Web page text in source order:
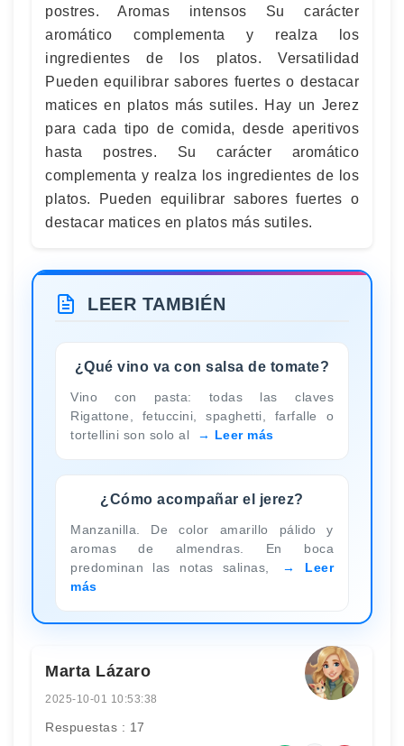
postres. Aromas intensos Su carácter
aromático complementa y realza los
ingredientes de los platos. Versatilidad
Pueden equilibrar sabores fuertes o destacar
matices en platos más sutiles. Hay un Jerez
para cada tipo de comida, desde aperitivos
hasta postres. Su carácter aromático
complementa y realza los ingredientes de los
platos. Pueden equilibrar sabores fuertes o
destacar matices en platos más sutiles.
LEER TAMBIÉN
¿Qué vino va con salsa de tomate?
Vino con pasta: todas las claves
Rigattone, fetuccini, spaghetti, farfalle o
tortellini son solo al
Leer más
¿Cómo acompañar el jerez?
Manzanilla. De color amarillo pálido y
aromas de almendras. En boca
predominan las notas salinas,
Leer
más
Marta Lázaro
2025-10-01 10:53:38
Respuestas : 17